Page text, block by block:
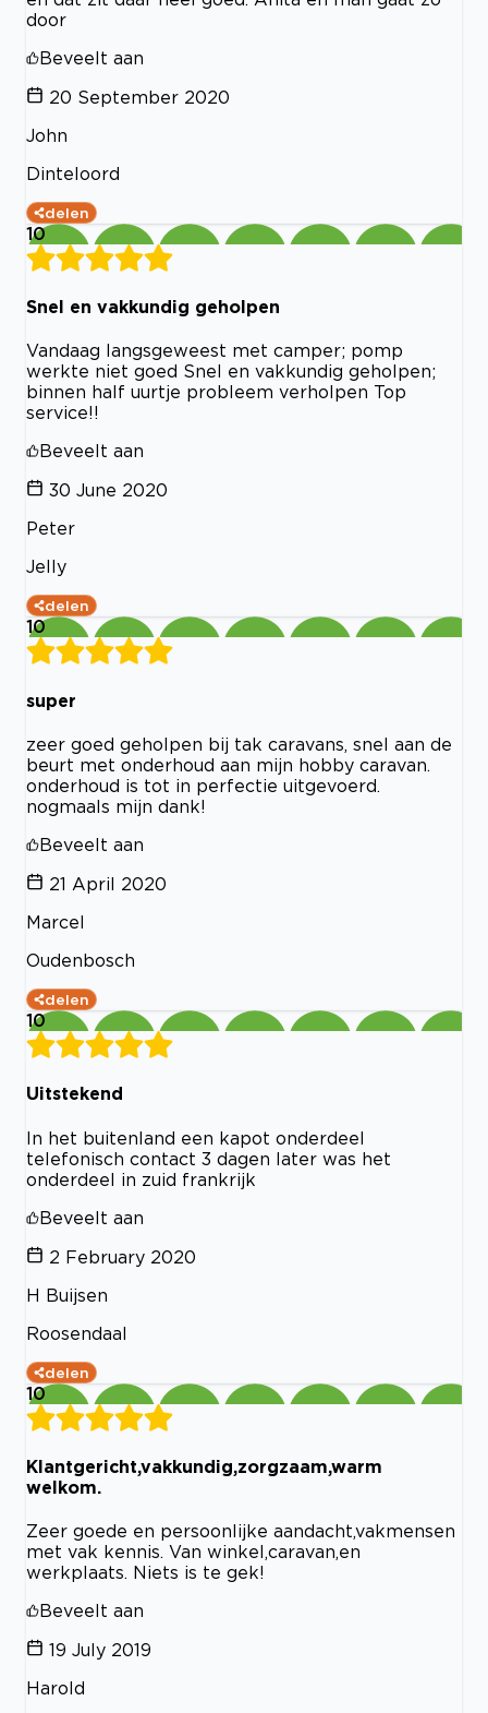
door
Beveelt aan
20 September 2020
John
Dinteloord
delen
10
Snel en vakkundig geholpen
Vandaag langsgeweest met camper; pomp
werkte niet goed Snel en vakkundig geholpen;
binnen half uurtje probleem verholpen Top
service!!
Beveelt aan
30 June 2020
Peter
Jelly
delen
10
super
zeer goed geholpen bij tak caravans, snel aan de
beurt met onderhoud aan mijn hobby caravan.
onderhoud is tot in perfectie uitgevoerd.
nogmaals mijn dank!
Beveelt aan
21 April 2020
Marcel
Oudenbosch
delen
10
Uitstekend
In het buitenland een kapot onderdeel
telefonisch contact 3 dagen later was het
onderdeel in zuid frankrijk
Beveelt aan
2 February 2020
H Buijsen
Roosendaal
delen
10
Klantgericht,vakkundig,zorgzaam,warm
welkom.
Zeer goede en persoonlijke aandacht,vakmensen
met vak kennis. Van winkel,caravan,en
werkplaats. Niets is te gek!
Beveelt aan
19 July 2019
Harold